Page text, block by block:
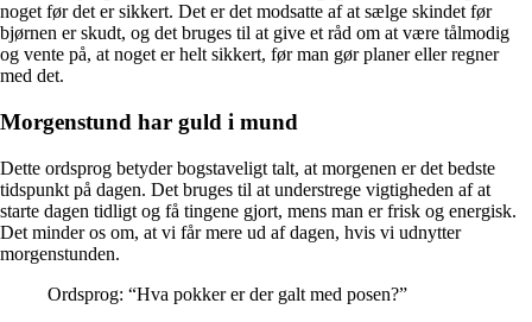
noget før det er sikkert. Det er det modsatte af at sælge skindet før
bjørnen er skudt, og det bruges til at give et råd om at være tålmodig
og vente på, at noget er helt sikkert, før man gør planer eller regner
med det.
Morgenstund har guld i mund
Dette ordsprog betyder bogstaveligt talt, at morgenen er det bedste
tidspunkt på dagen. Det bruges til at understrege vigtigheden af at
starte dagen tidligt og få tingene gjort, mens man er frisk og energisk.
Det minder os om, at vi får mere ud af dagen, hvis vi udnytter
morgenstunden.
Ordsprog: “Hva pokker er der galt med posen?”